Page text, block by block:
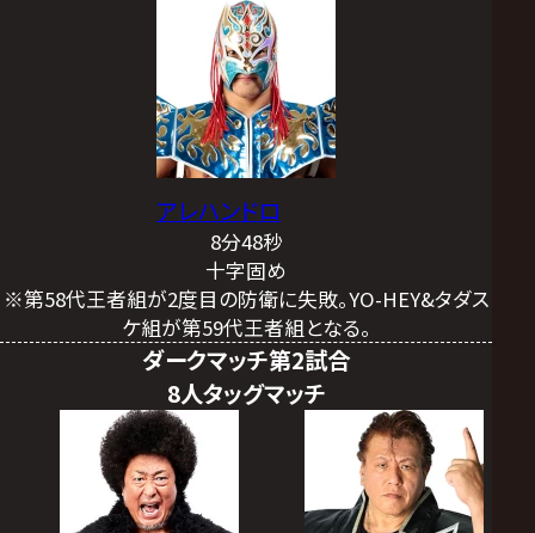
アレハンドロ
8分48秒
十字固め
※第58代王者組が2度目の防衛に失敗。YO-HEY&タダス
ケ組が第59代王者組となる。
ダークマッチ第2試合
8人タッグマッチ